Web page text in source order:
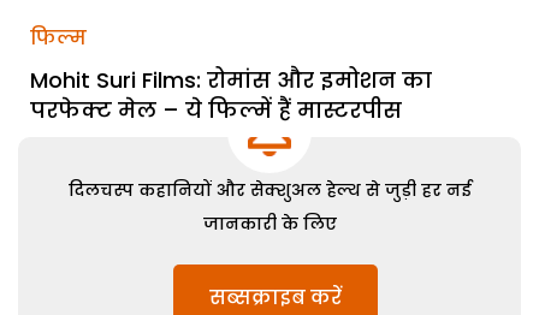
फिल्म
Mohit Suri Films: रोमांस और इमोशन का
परफेक्ट मेल – ये फिल्में हैं मास्टरपीस
दिलचस्प कहानियों और सेक्शुअल हेल्थ से जुड़ी हर नई
जानकारी के लिए
सब्सक्राइब करें